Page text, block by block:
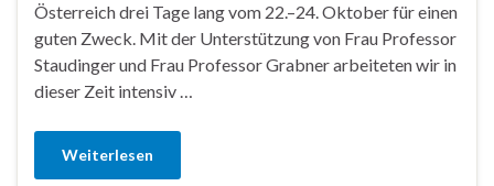
Österreich drei Tage lang vom 22.–24. Oktober für einen
guten Zweck. Mit der Unterstützung von Frau Professor
Staudinger und Frau Professor Grabner arbeiteten wir in
dieser Zeit intensiv …
Weiterlesen